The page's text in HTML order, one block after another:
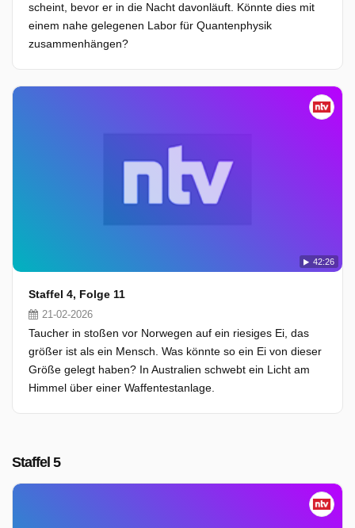
scheint, bevor er in die Nacht davonläuft. Könnte dies mit
einem nahe gelegenen Labor für Quantenphysik
zusammenhängen?
42:26
Staffel 4, Folge 11
21-02-2026
Taucher in stoßen vor Norwegen auf ein riesiges Ei, das
größer ist als ein Mensch. Was könnte so ein Ei von dieser
Größe gelegt haben? In Australien schwebt ein Licht am
Himmel über einer Waffentestanlage.
Staffel 5